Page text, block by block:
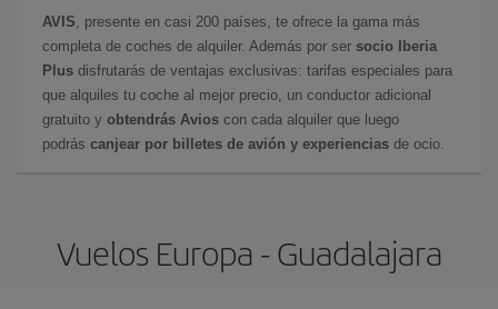
AVIS , presente en casi 200 países, te ofrece la gama más
completa de coches de alquiler. Además por ser socio Iberia
Plus disfrutarás de ventajas exclusivas: tarifas especiales para
que alquiles tu coche al mejor precio, un conductor adicional
gratuito y obtendrás Avios con cada alquiler que luego
podrás canjear por billetes de avión y experiencias de ocio.
Vuelos Europa - Guadalajara